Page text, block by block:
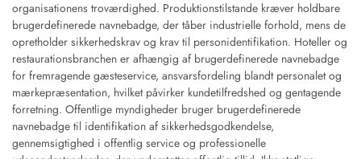
organisationens troværdighed. Produktionstilstande kræver holdbare
brugerdefinerede navnebadge, der tåber industrielle forhold, mens de
opretholder sikkerhedskrav og krav til personidentifikation. Hoteller og
restaurationsbranchen er afhængig af brugerdefinerede navnebadge
for fremragende gæsteservice, ansvarsfordeling blandt personalet og
mærkepræsentation, hvilket påvirker kundetilfredshed og gentagende
forretning. Offentlige myndigheder bruger brugerdefinerede
navnebadge til identifikation af sikkerhedsgodkendelse,
gennemsigtighed i offentlig service og professionelle